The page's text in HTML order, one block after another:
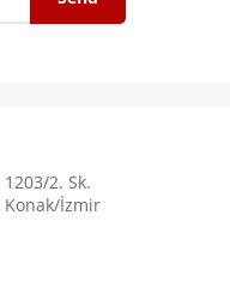
2. Sk.
Konak/İzmir